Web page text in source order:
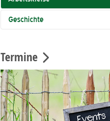
Geschichte
Termine